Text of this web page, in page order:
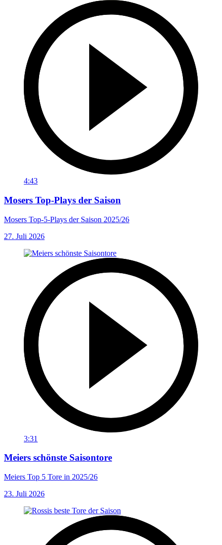
4:43
Mosers Top-Plays der Saison
Mosers Top-5-Plays der Saison 2025/26
27. Juli 2026
3:31
Meiers schönste Saisontore
Meiers Top 5 Tore in 2025/26
23. Juli 2026